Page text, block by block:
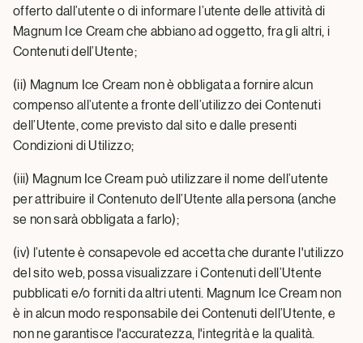
offerto dall’utente o di informare l’utente delle attività di
Magnum Ice Cream che abbiano ad oggetto, fra gli altri, i
Contenuti dell’Utente;
(ii) Magnum Ice Cream non è obbligata a fornire alcun
compenso all’utente a fronte dell’utilizzo dei Contenuti
dell’Utente, come previsto dal sito e dalle presenti
Condizioni di Utilizzo;
(iii) Magnum Ice Cream può utilizzare il nome dell’utente
per attribuire il Contenuto dell’Utente alla persona (anche
se non sarà obbligata a farlo);
(iv) l’utente è consapevole ed accetta che durante l'utilizzo
del sito web, possa visualizzare i Contenuti dell’Utente
pubblicati e/o forniti da altri utenti. Magnum Ice Cream non
è in alcun modo responsabile dei Contenuti dell’Utente, e
non ne garantisce l'accuratezza, l'integrità e la qualità.